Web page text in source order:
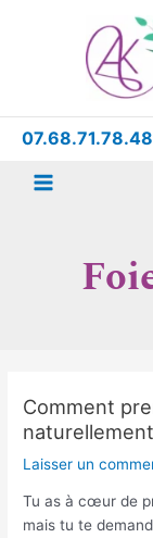
07.68.71.78.48
Menu
Comment
Laisser un
Tu as à cœur de
mais tu te
Comment
prendre
son
foie